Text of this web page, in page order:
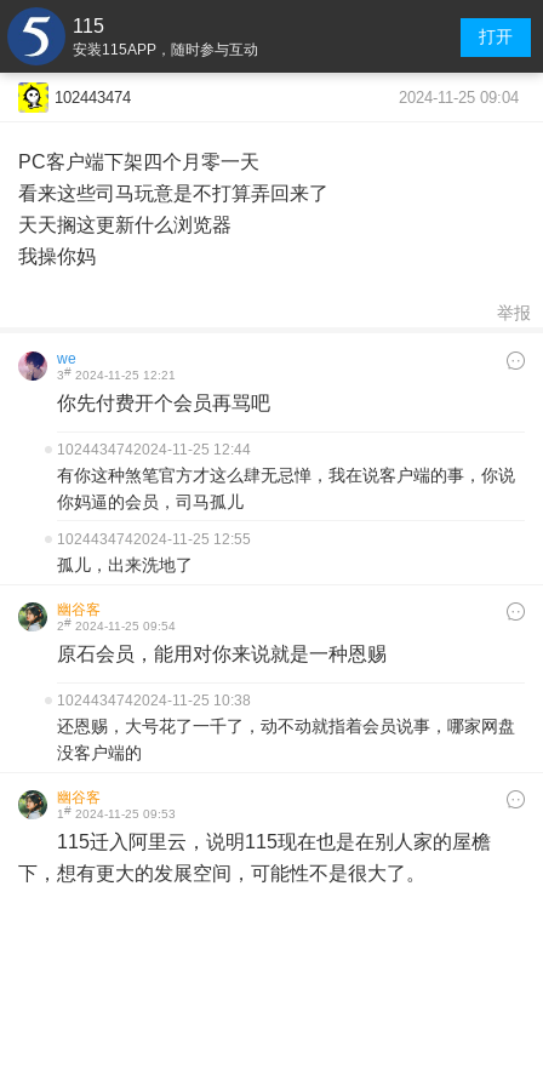
115
安装115APP，随时参与互动
打开
102443474 2024-11-25 09:04
PC客户端下架四个月零一天
看来这些司马玩意是不打算弄回来了
天天搁这更新什么浏览器
我操你妈
举报
we
3# 2024-11-25 12:21
你先付费开个会员再骂吧
1024434742024-11-25 12:44
有你这种煞笔官方才这么肆无忌惮，我在说客户端的事，你说
你妈逼的会员，司马孤儿
1024434742024-11-25 12:55
孤儿，出来洗地了
幽谷客
2# 2024-11-25 09:54
原石会员，能用对你来说就是一种恩赐
1024434742024-11-25 10:38
还恩赐，大号花了一千了，动不动就指着会员说事，哪家网盘
没客户端的
幽谷客
1# 2024-11-25 09:53
115迁入阿里云，说明115现在也是在别人家的屋檐
下，想有更大的发展空间，可能性不是很大了。